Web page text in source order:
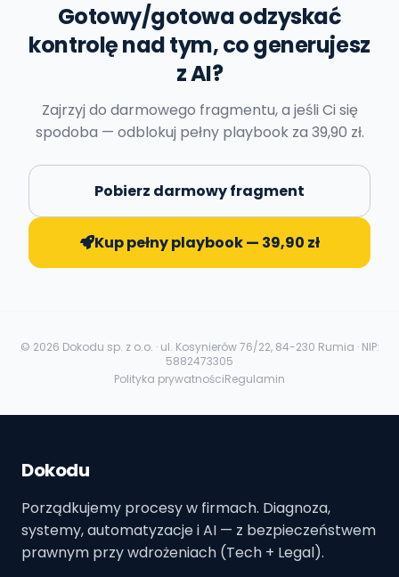
Gotowy/gotowa odzyskać
kontrolę nad tym, co generujesz
z AI?
Zajrzyj do darmowego fragmentu, a jeśli Ci się
spodoba — odblokuj pełny playbook za 39,90 zł.
Pobierz darmowy fragment
Kup pełny playbook — 39,90 zł
© 2026 Dokodu sp. z o.o. · ul. Kosynierów 76/22, 84-230 Rumia · NIP:
5882473305
Polityka prywatnościRegulamin
Dokodu
Porządkujemy procesy w firmach. Diagnoza,
systemy, automatyzacje i AI — z bezpieczeństwem
prawnym przy wdrożeniach (Tech + Legal).